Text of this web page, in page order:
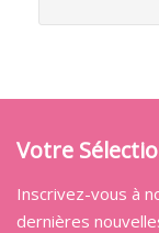
Votre
Inscrivez-vous à
dernières